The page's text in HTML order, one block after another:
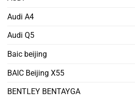
Audi A4
Audi Q5
Baic beijing
BAIC Beijing X55
BENTLEY BENTAYGA